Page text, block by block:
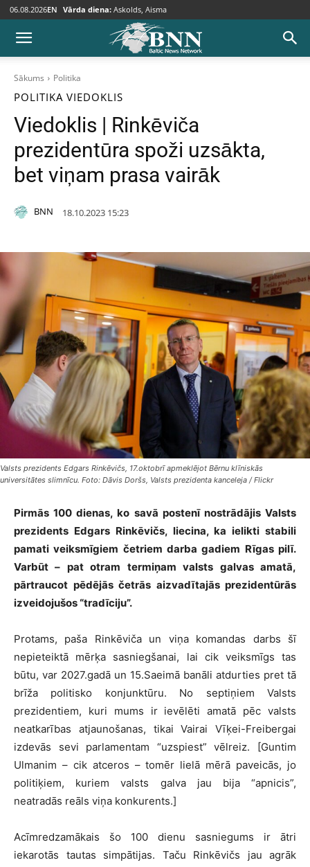
06.08.2026EN Vārda diena: Askolds, Aisma
Sākums Politika
POLITIKA VIEDOKLIS
Viedoklis | Rinkēviča
prezidentūra spoži uzsākta,
bet viņam prasa vairāk
BNN 18.10.2023 15:23
Valsts prezidents Edgars Rinkēvičs, 17.oktobrī apmeklējot Bērnu klīniskās
universitātes slimnīcu. Foto: Dāvis Doršs, Valsts prezidenta kanceleja / Flickr
Pirmās 100 dienas, ko savā postenī nostrādājis Valsts
prezidents Edgars Rinkēvičs, liecina, ka ielikti stabili
pamati veiksmīgiem četriem darba gadiem Rīgas pilī.
Varbūt – pat otram termiņam valsts galvas amatā,
pārtraucot pēdējās četrās aizvadītajās prezidentūrās
izveidojušos “tradīciju”.
Protams, paša Rinkēviča un viņa komandas darbs šī
nepieteiktā mērķa sasniegšanai, lai cik veiksmīgs tas
būtu, var 2027.gadā un 15.Saeimā banāli atdurties pret tā
brīža politisko konjunktūru. No septiņiem Valsts
prezidentiem, kuri mums ir ievēlēti amatā pēc valsts
neatkarības atjaunošanas, tikai Vairai Vīķei-Freibergai
izdevās sevi parlamentam “uzspiest” vēlreiz. [Guntim
Ulmanim – cik atceros – tomēr lielā mērā paveicās, jo
politiķiem, kuriem valsts galva jau bija “apnicis”,
neatradās reāls viņa konkurents.]
Acīmredzamākais šo 100 dienu sasniegums ir ātri
iekarotās tautas simpātijas. Taču Rinkēvičs jau agrāk